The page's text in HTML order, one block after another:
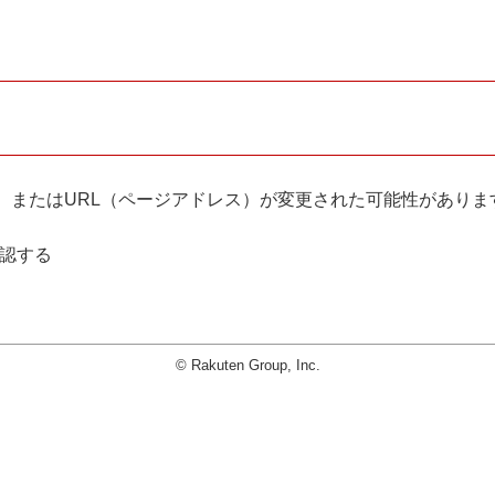
たはURL（ページアドレス）が変更された可能性がありま
する
© Rakuten Group, Inc.